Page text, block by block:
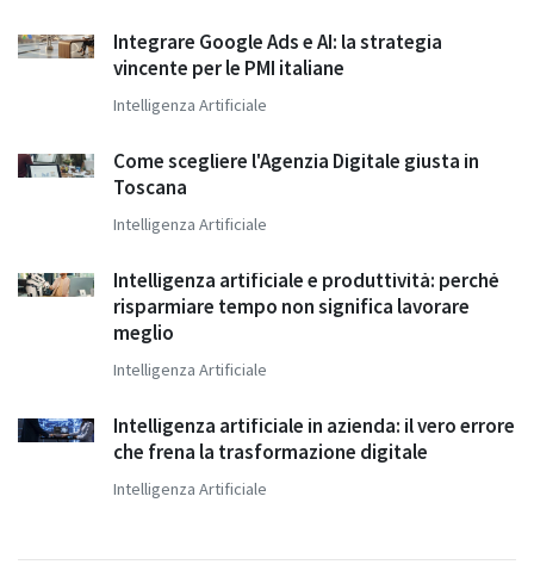
Integrare Google Ads e AI: la strategia
vincente per le PMI italiane
Intelligenza Artificiale
Come scegliere l'Agenzia Digitale giusta in
Toscana
Intelligenza Artificiale
Intelligenza artificiale e produttività: perché
risparmiare tempo non significa lavorare
meglio
Intelligenza Artificiale
Intelligenza artificiale in azienda: il vero errore
che frena la trasformazione digitale
Intelligenza Artificiale